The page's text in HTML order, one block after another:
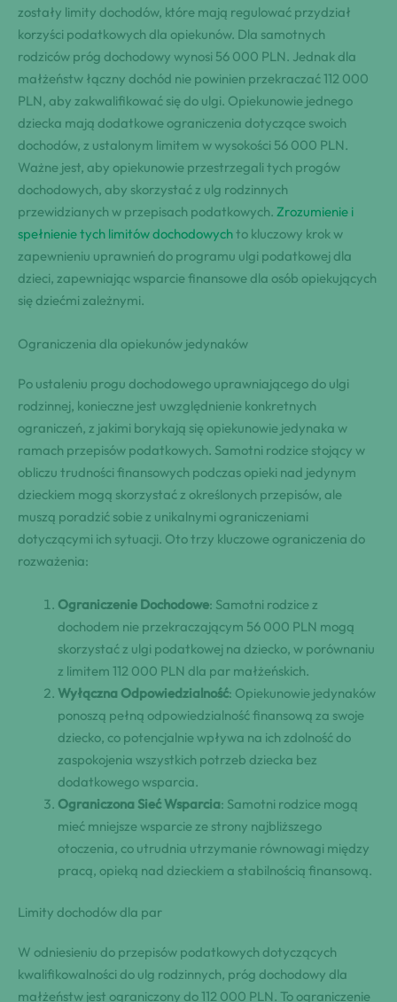
zostały limity dochodów, które mają regulować przydział
korzyści podatkowych dla opiekunów. Dla samotnych
rodziców próg dochodowy wynosi 56 000 PLN. Jednak dla
małżeństw łączny dochód nie powinien przekraczać 112 000
PLN, aby zakwalifikować się do ulgi. Opiekunowie jednego
dziecka mają dodatkowe ograniczenia dotyczące swoich
dochodów, z ustalonym limitem w wysokości 56 000 PLN.
Ważne jest, aby opiekunowie przestrzegali tych progów
dochodowych, aby skorzystać z ulg rodzinnych
przewidzianych w przepisach podatkowych. Zrozumienie i
spełnienie tych limitów dochodowychto kluczowy krok w
zapewnieniu uprawnień do programu ulgi podatkowej dla
dzieci, zapewniając wsparcie finansowe dla osób opiekujących
się dziećmi zależnymi.
Ograniczenia dla opiekunów jedynaków
Po ustaleniu progu dochodowego uprawniającego do ulgi
rodzinnej, konieczne jest uwzględnienie konkretnych
ograniczeń, z jakimi borykają się opiekunowie jedynaka w
ramach przepisów podatkowych. Samotni rodzice stojący w
obliczu trudności finansowych podczas opieki nad jedynym
dzieckiem mogą skorzystać z określonych przepisów, ale
muszą poradzić sobie z unikalnymi ograniczeniami
dotyczącymi ich sytuacji. Oto trzy kluczowe ograniczenia do
rozważenia:
Ograniczenie Dochodowe: Samotni rodzice z
dochodem nie przekraczającym 56 000 PLN mogą
skorzystać z ulgi podatkowej na dziecko, w porównaniu
z limitem 112 000 PLN dla par małżeńskich.
Wyłączna Odpowiedzialność: Opiekunowie jedynaków
ponoszą pełną odpowiedzialność finansową za swoje
dziecko, co potencjalnie wpływa na ich zdolność do
zaspokojenia wszystkich potrzeb dziecka bez
dodatkowego wsparcia.
Ograniczona Sieć Wsparcia: Samotni rodzice mogą
mieć mniejsze wsparcie ze strony najbliższego
otoczenia, co utrudnia utrzymanie równowagi między
pracą, opieką nad dzieckiem a stabilnością finansową.
Limity dochodów dla par
W odniesieniu do przepisów podatkowych dotyczących
kwalifikowalności do ulg rodzinnych, próg dochodowy dla
małżeństw jest ograniczony do 112 000 PLN. To ograniczenie